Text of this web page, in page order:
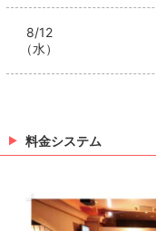
8/12
（水）
料金システム